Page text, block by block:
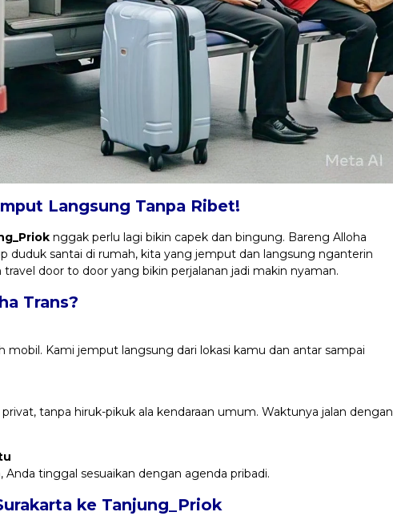
Langsung Tanpa Ribet!
nggak perlu lagi bikin capek dan bingung. Bareng Alloha
duduk santai di rumah, kita yang jemput dan langsung nganterin
door to door yang bikin perjalanan jadi makin nyaman.
Trans?
Kami jemput langsung dari lokasi kamu dan antar sampai
tanpa hiruk-pikuk ala kendaraan umum. Waktunya jalan dengan
Anda tinggal sesuaikan dengan agenda pribadi.
ke Tanjung_Priok